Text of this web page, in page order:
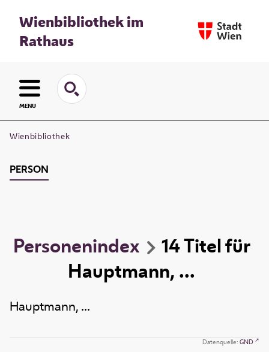
Wienbibliothek im
Rathaus
MENU
Wienbibliothek
PERSON
Personenindex 14Titelfür
Hauptmann, ...
Hauptmann, ...
Datenquelle: GND